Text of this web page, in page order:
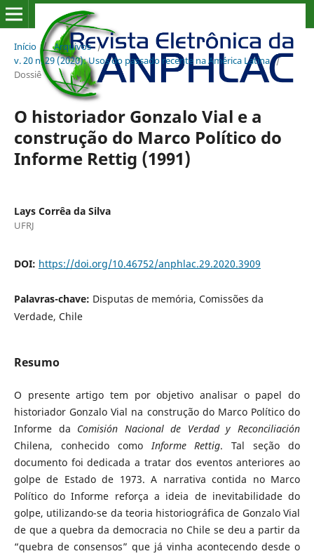
Início / Arquivos /
v. 20 n. 29 (2020): Usos do passado recente na América Latina /
Dossiê
O historiador Gonzalo Vial e a
construção do Marco Político do
Informe Rettig (1991)
Lays Corrêa da Silva
UFRJ
DOI: https://doi.org/10.46752/anphlac.29.2020.3909
Palavras-chave: Disputas de memória, Comissões da
Verdade, Chile
Resumo
O presente artigo tem por objetivo analisar o papel do
historiador Gonzalo Vial na construção do Marco Político do
Informe da Comisión Nacional de Verdad y Reconciliación
Chilena, conhecido comoInforme Rettig. Tal seção do
documento foi dedicada a tratar dos eventos anteriores ao
golpe de Estado de 1973. A narrativa contida no Marco
Político do Informe reforça a ideia de inevitabilidade do
golpe, utilizando-se da teoria historiográfica de Gonzalo Vial
de que a quebra da democracia no Chile se deu a partir da
“quebra de consensos” que já vinha acontecendo desde o